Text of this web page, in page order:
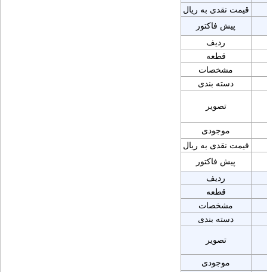
قیمت نقدی به ریال
پیش فاکتور
ردیف
قطعه
مشخصات
دسته بندی
تصویر
موجودی
قیمت نقدی به ریال
پیش فاکتور
ردیف
قطعه
مشخصات
دسته بندی
تصویر
موجودی